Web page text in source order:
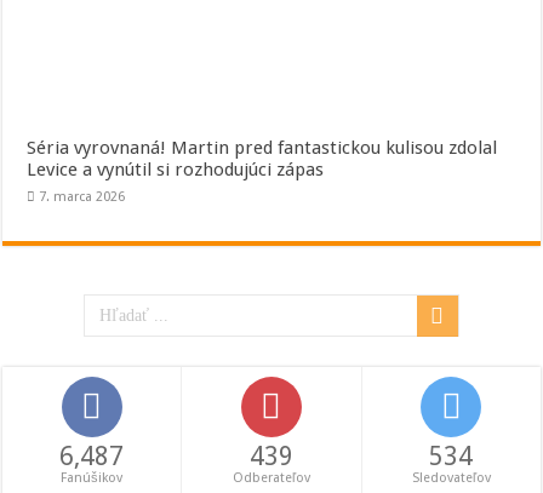
Séria vyrovnaná! Martin pred fantastickou kulisou zdolal
Levice a vynútil si rozhodujúci zápas
7. marca 2026
6,487
Fanúšikov
439
Odberateľov
534
Sledovateľov